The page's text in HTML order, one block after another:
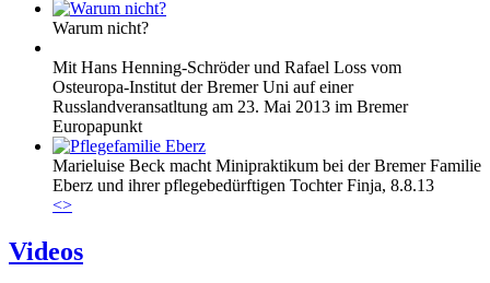
Warum nicht?
Mit Hans Henning-Schröder und Rafael Loss vom
Osteuropa-Institut der Bremer Uni auf einer
Russlandveransatltung am 23. Mai 2013 im Bremer
Europapunkt
Marieluise Beck macht Minipraktikum bei der Bremer Familie
Eberz und ihrer pflegebedürftigen Tochter Finja, 8.8.13
<>
Videos